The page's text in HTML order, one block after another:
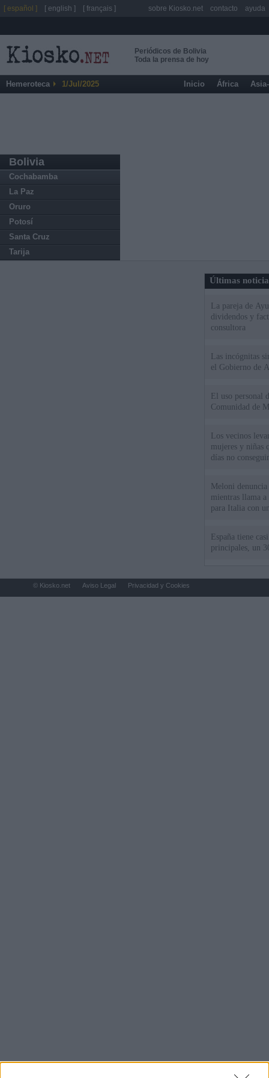
Periódicos de Bolivia
Toda la prensa de hoy
Hemeroteca 1/Jul/2025 Inicio África
Bolivia
Cochabamba
La Paz
Oruro
Potosí
Santa Cruz
Tarija
Últimas
La pareja de
dividendos y
consultora
Las incógnitas
el Gobierno de
El uso personal
Comunidad de
Los vecinos
mujeres y niñas
días no
Meloni
mientras llama
para Italia con
España tiene
principales, un
[ español ] [ english ] [ français ] sobre Kiosko.net contacto ayuda
© Kiosko.net Aviso Legal Privacidad y Cookies